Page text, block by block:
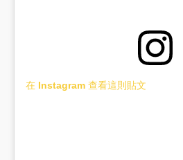
在 Instagram 查看這則貼文